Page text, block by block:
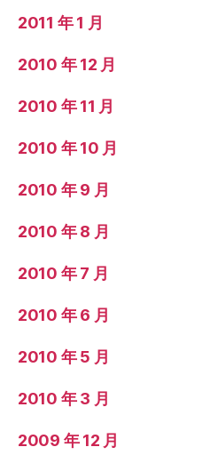
2011 年 1 月
2010 年 12 月
2010 年 11 月
2010 年 10 月
2010 年 9 月
2010 年 8 月
2010 年 7 月
2010 年 6 月
2010 年 5 月
2010 年 3 月
2009 年 12 月